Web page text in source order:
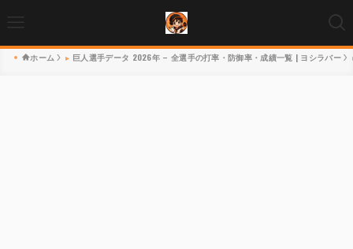
ホーム 巨人選手データ 2026年 – 全選手の打率・防御率・成績一覧 | ヨシラバー